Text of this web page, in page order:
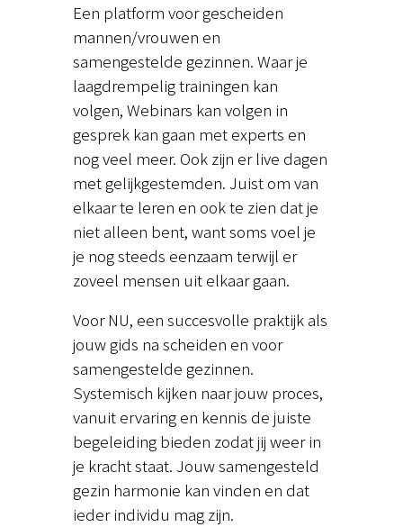
Een platform voor gescheiden
mannen/vrouwen en
samengestelde gezinnen. Waar je
laagdrempelig trainingen kan
volgen, Webinars kan volgen in
gesprek kan gaan met experts en
nog veel meer. Ook zijn er live dagen
met gelijkgestemden. Juist om van
elkaar te leren en ook te zien dat je
niet alleen bent, want soms voel je
je nog steeds eenzaam terwijl er
zoveel mensen uit elkaar gaan.
Voor NU, een succesvolle praktijk als
jouw gids na scheiden en voor
samengestelde gezinnen.
Systemisch kijken naar jouw proces,
vanuit ervaring en kennis de juiste
begeleiding bieden zodat jij weer in
je kracht staat. Jouw samengesteld
gezin harmonie kan vinden en dat
ieder individu mag zijn.